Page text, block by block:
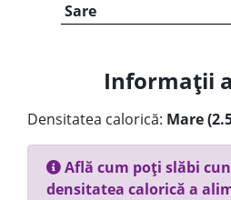
Sare
Informații
Densitatea calorică: Mare
Află cum poți slăbi
densitatea calorică a